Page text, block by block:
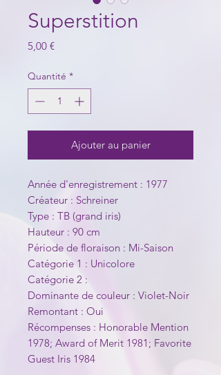
Superstition
5,00 €Prix
Quantité *
Ajouter au panier
Année d'enregistrement : 1977
Créateur : Schreiner
Type : TB (grand iris)
Hauteur : 90 cm
Période de floraison : Mi-Saison
Catégorie 1 : Unicolore
Catégorie 2 :
Dominante de couleur : Violet-Noir
Remontant : Oui
Récompenses : Honorable Mention
1978; Award of Merit 1981; Favorite
Guest Iris 1984